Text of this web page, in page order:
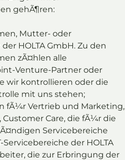
gehÃ¶ren:
Mutter- oder
HOLTA GmbH. Zu den
zÃ¤hlen alle
Venture-Partner oder
wir kontrollieren oder die
mit uns stehen;
fÃ¼r Vertrieb und Marketing,
Care, die fÃ¼r die
Servicebereiche
der HOLTA
die zur Erbringung der